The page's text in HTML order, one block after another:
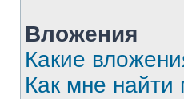
Вложения
Какие
Как мне